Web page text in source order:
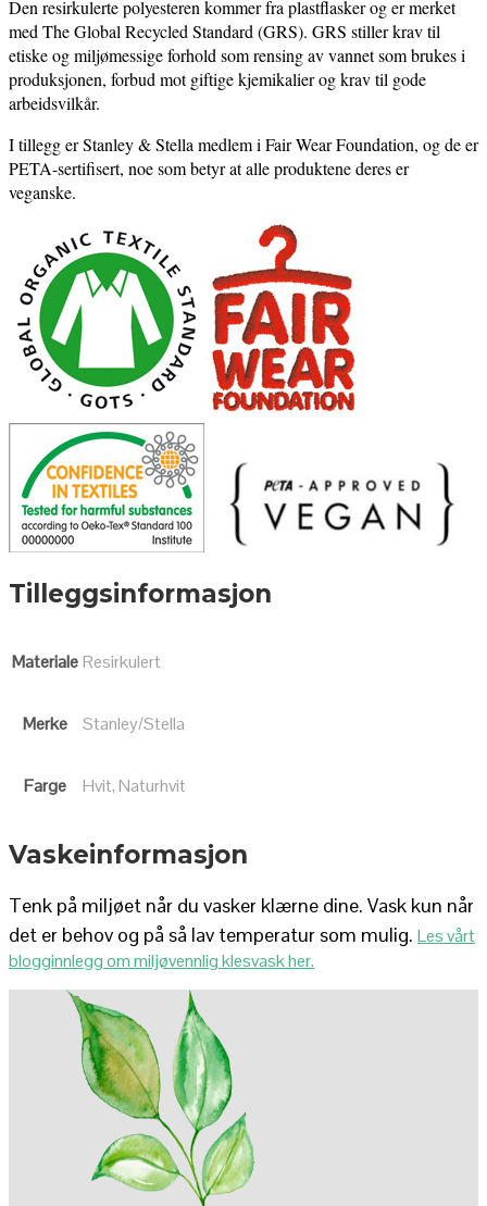
Den resirkulerte polyesteren kommer fra plastflasker og er merket
med The Global Recycled Standard (GRS). GRS stiller krav til
etiske og miljømessige forhold som rensing av vannet som brukes i
produksjonen, forbud mot giftige kjemikalier og krav til gode
arbeidsvilkår.
I tillegg er Stanley & Stella medlem i Fair Wear Foundation, og de er
PETA-sertifisert, noe som betyr at alle produktene deres er
veganske.
Tilleggsinformasjon
MaterialeResirkulert
Merke Stanley/Stella
Farge Hvit, Naturhvit
Vaskeinformasjon
Tenk på miljøet når du vasker klærne dine. Vask kun når
det er behov og på så lav temperatur som mulig. Les vårt
blogginnlegg om miljøvennlig klesvask her.